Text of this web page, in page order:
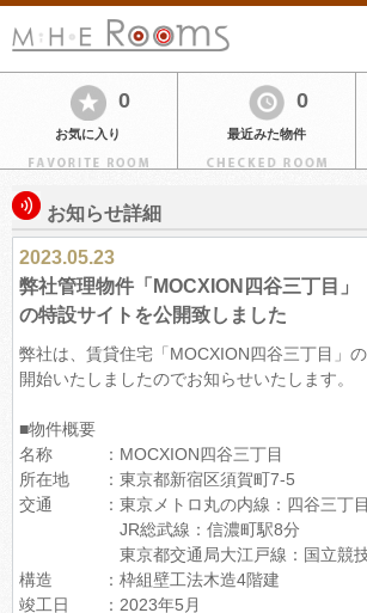
0
お気に入り
0
最近みた物件
お知らせ詳細
2023.05.23
弊社管理物件「MOCXION四谷三丁目」
の特設サイトを公開致しました
弊社は、賃貸住宅「MOCXION四谷三丁目」
開始いたしましたのでお知らせいたします。
■物件概要
名称 ：MOCXION四谷三丁目
所在地 ：東京都新宿区須賀町7-5
交通 ：東京メトロ丸の内線：四谷三丁目
JR総武線：信濃町駅8分
東京都交通局大江戸線：国立競技
構造 ：枠組壁工法木造4階建
竣工日 ：2023年5月